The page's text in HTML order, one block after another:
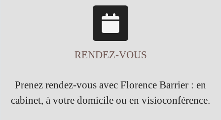
RENDEZ-VOUS
Prenez rendez-vous avec Florence Barrier : en
cabinet, à votre domicile ou en visioconférence.